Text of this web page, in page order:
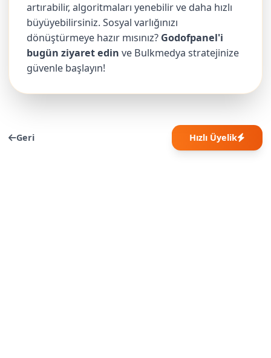
artırabilir, algoritmaları yenebilir ve daha hızlı
büyüyebilirsiniz. Sosyal varlığınızı
dönüştürmeye hazır mısınız? Godofpanel'i
bugün ziyaret edin ve Bulkmedya stratejinize
güvenle başlayın!
Geri Hızlı Üyelik